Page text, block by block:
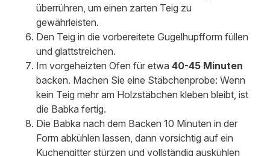
überrühren, um einen zarten Teig zu
gewährleisten.
Den Teig in die vorbereitete Gugelhupfform füllen
und glattstreichen.
Im vorgeheizten Ofen für etwa 40-45 Minuten
backen. Machen Sie eine Stäbchenprobe: Wenn
kein Teig mehr am Holzstäbchen kleben bleibt, ist
die Babka fertig.
Die Babka nach dem Backen 10 Minuten in der
Form abkühlen lassen, dann vorsichtig auf ein
Kuchengitter stürzen und vollständig auskühlen